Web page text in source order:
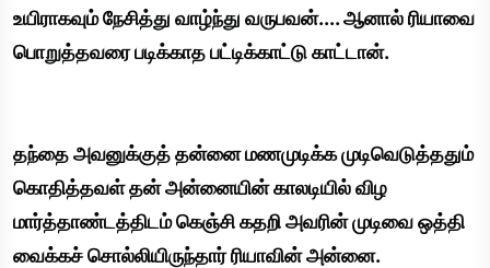
உயிராகவும் நேசித்து வாழ்ந்து வருபவன்.... ஆனால் ரியாவை
பொறுத்தவரை படிக்காத பட்டிக்காட்டு காட்டான்.
தந்தை அவனுக்குத் தன்னை மணமுடிக்க முடிவெடுத்ததும்
கொதித்தவள் தன் அன்னையின் காலடியில் விழ
மார்த்தாண்டத்திடம் கெஞ்சி கதறி அவரின் முடிவை ஒத்தி
வைக்கச் சொல்லியிருந்தார் ரியாவின் அன்னை.